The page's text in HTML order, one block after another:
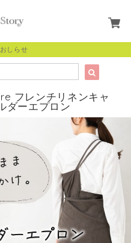
しらせ
フレンチリネンキャ
ダーエプロン